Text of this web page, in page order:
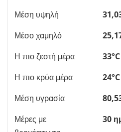
Μέση υψηλή
Μέσο χαμηλό
Η πιο ζεστή μέρα
Η πιο κρύα μέρα
Μέση υγρασία
Μέρες με
30